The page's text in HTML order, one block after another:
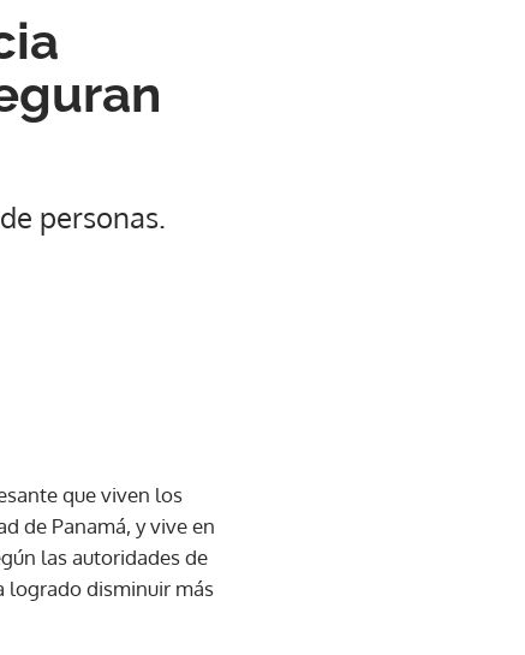
personas.
que viven los
de Panamá, y vive en
las autoridades de
logrado disminuir más